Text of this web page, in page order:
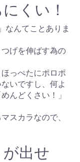
くい！
なんてことありま
げを伸ばす為の
っぺたにポロポ
いですし、何よ
んどくさい！」
スカラなので、
出せ